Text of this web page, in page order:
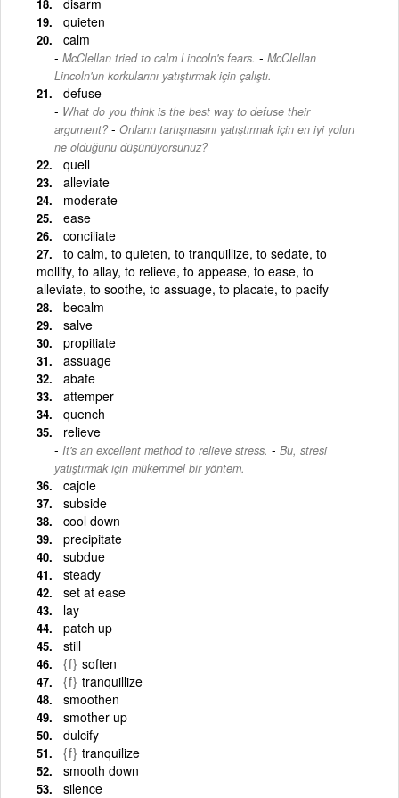
quieten
calm
McClellan tried to calm Lincoln's fears. - McClellan
Lincoln'un korkularını yatıştırmak için çalıştı.
defuse
What do you think is the best way to defuse their
argument? - Onların tartışmasını yatıştırmak için en iyi yolun
ne olduğunu düşünüyorsunuz?
quell
alleviate
moderate
ease
conciliate
to calm, to quieten, to tranquillize, to sedate, to
mollify, to allay, to relieve, to appease, to ease, to
alleviate, to soothe, to assuage, to placate, to pacify
becalm
salve
propitiate
assuage
abate
attemper
quench
relieve
It's an excellent method to relieve stress. - Bu, stresi
yatıştırmak için mükemmel bir yöntem.
cajole
subside
cool down
precipitate
subdue
steady
set at ease
lay
patch up
still
{f} soften
{f} tranquillize
smoothen
smother up
dulcify
{f} tranquilize
smooth down
silence